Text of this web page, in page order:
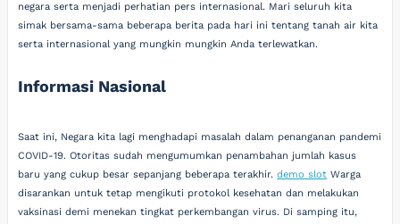
negara serta menjadi perhatian pers internasional. Mari seluruh kita
simak bersama-sama beberapa berita pada hari ini tentang tanah air kita
serta internasional yang mungkin mungkin Anda terlewatkan.
Informasi Nasional
Saat ini, Negara kita lagi menghadapi masalah dalam penanganan pandemi
COVID-19. Otoritas sudah mengumumkan penambahan jumlah kasus
baru yang cukup besar sepanjang beberapa terakhir.demo slot Warga
disarankan untuk tetap mengikuti protokol kesehatan dan melakukan
vaksinasi demi menekan tingkat perkembangan virus. Di samping itu,